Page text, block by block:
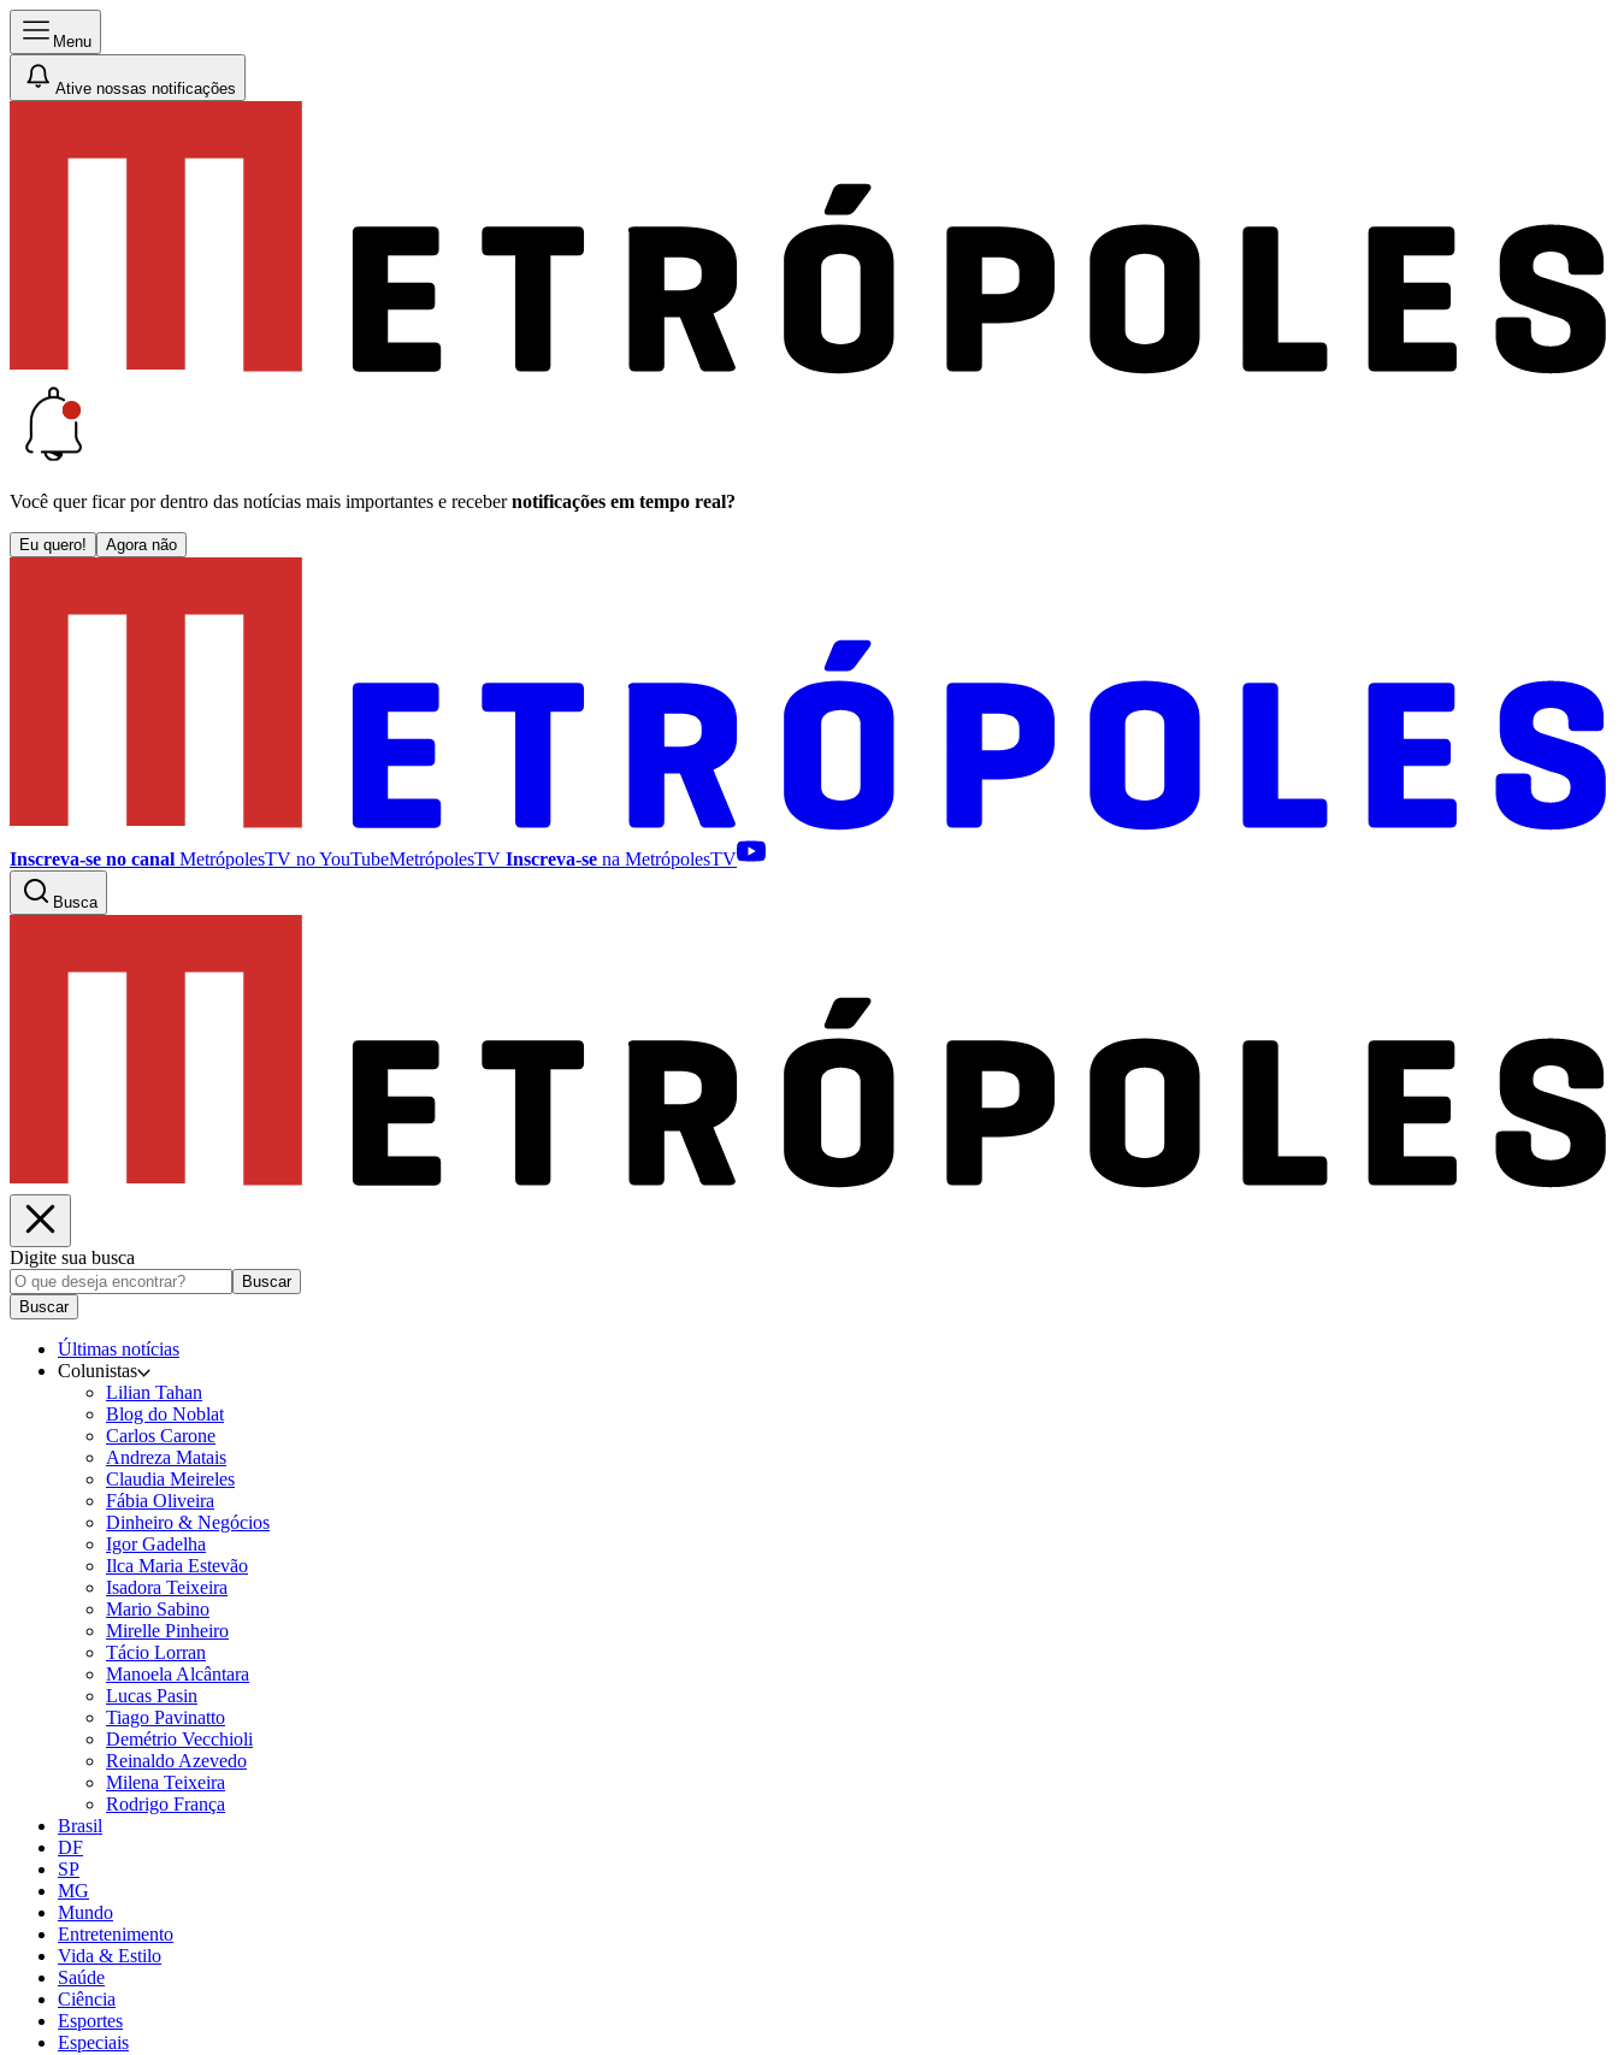
Menu
Ative nossas notificações
Você quer ficar por dentro das notícias mais importantes e receber notificações em tempo real?
Eu quero! Agora não
Inscreva-se no canal MetrópolesTV noYouTubeMetrópolesTV Inscreva-se na MetrópolesTV
Busca
Digite sua busca
Buscar
Buscar
Últimas notícias
Colunistas
Lilian Tahan
Blog do Noblat
Carlos Carone
Andreza Matais
Claudia Meireles
Fábia Oliveira
Dinheiro & Negócios
Igor Gadelha
Ilca Maria Estevão
Isadora Teixeira
Mario Sabino
Mirelle Pinheiro
Tácio Lorran
Manoela Alcântara
Lucas Pasin
Tiago Pavinatto
Demétrio Vecchioli
Reinaldo Azevedo
Milena Teixeira
Rodrigo França
Brasil
DF
SP
MG
Mundo
Entretenimento
Vida & Estilo
Saúde
Ciência
Esportes
Especiais